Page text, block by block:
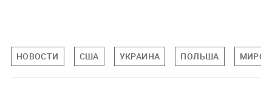
НОВОСТИ США УКРАИНА ПОЛЬША